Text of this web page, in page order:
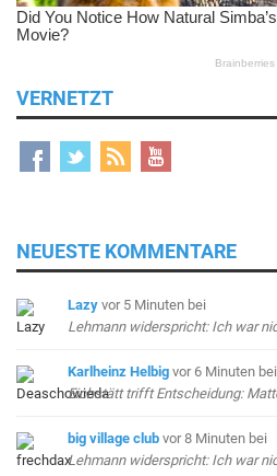
VERNETZT
NEUESTE KOMMENTARE
Lazy vor 5 Minuten bei
Lehmann widerspricht: Ich war
Karlheinz Helbig vor 6 Minuten bei
Eichstätt trifft Entscheidung:
big village club vor 8 Minuten bei
Lehmann widerspricht: Ich war